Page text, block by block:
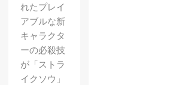
れたプレイ
アブルな新
キャラクタ
ーの必殺技
が「ストラ
イクソウ」